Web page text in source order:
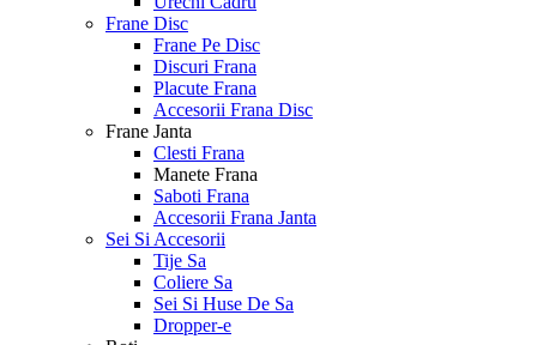
Frane Disc
Frane Pe Disc
Discuri Frana
Placute Frana
Accesorii Frana Disc
Frane Janta
Clesti Frana
Manete Frana
Saboti Frana
Accesorii Frana Janta
Sei Si Accesorii
Tije Sa
Coliere Sa
Sei Si Huse De Sa
Dropper-e